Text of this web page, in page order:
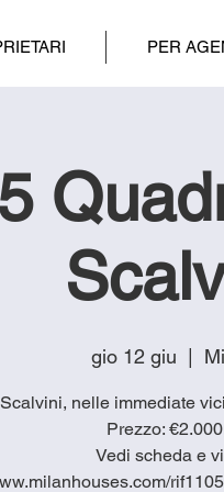
PER
gio 12 giu
  |
nelle immediate
Prezzo:
Vedi scheda e